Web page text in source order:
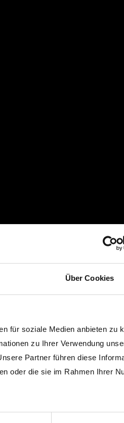
Über Cookies
für soziale Medien anbieten zu
zu Ihrer Verwendung
Partner führen diese
oder die sie im Rahmen Ihrer